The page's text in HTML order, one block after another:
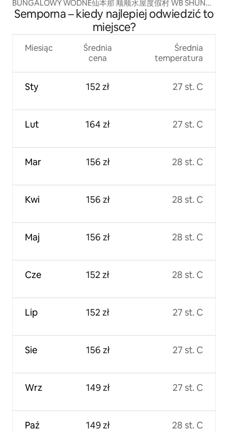
BUNGALOWY WODNE仙本那 顺顺水屋度假村 WB SHUN
SHUN
Semporna – kiedy najlepiej odwiedzić to
miejsce?
Miesiąc
Sty
Lut
Mar
Kwi
Maj
Cze
Lip
Sie
Wrz
Paź
Średnia
cena
152 zł
164 zł
156 zł
156 zł
156 zł
152 zł
152 zł
156 zł
149 zł
149 zł
Średnia
temperatura
27 st. C
27 st. C
28 st. C
28 st. C
28 st. C
28 st. C
27 st. C
27 st. C
27 st. C
28 st. C